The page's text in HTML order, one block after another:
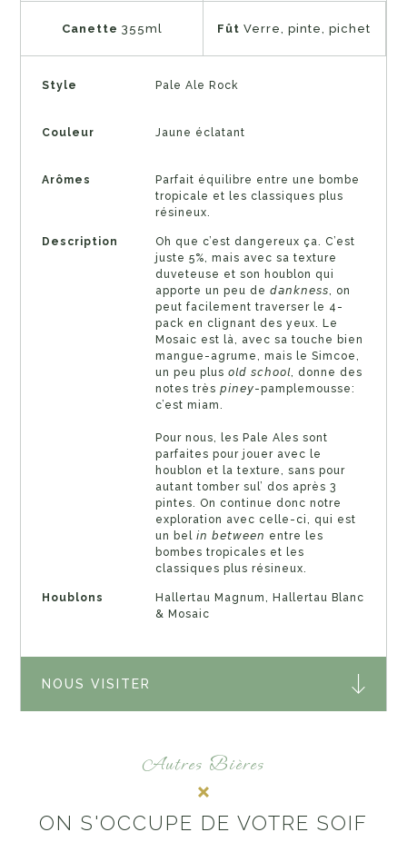
Canette 355ml FûtVerre, pinte, pichet
Style Pale Ale Rock
Couleur Jaune éclatant
Arômes
Parfait équilibre entre une bombe
tropicale et les classiques plus
résineux.
Description
Oh que c’est dangereux ça. C’est
juste 5%, mais avec sa texture
duveteuse et son houblon qui
apporte un peu de 𝘥𝘢𝘯𝘬𝘯𝘦𝘴𝘴, on
peut facilement traverser le 4-
pack en clignant des yeux. Le
Mosaic est là, avec sa touche bien
mangue-agrume, mais le Simcoe,
un peu plus 𝘰𝘭𝘥 𝘴𝘤𝘩𝘰𝘰𝘭, donne des
notes très 𝘱𝘪𝘯𝘦𝘺-pamplemousse:
c’est miam.
Pour nous, les Pale Ales sont
parfaites pour jouer avec le
houblon et la texture, sans pour
autant tomber sul’ dos après 3
pintes. On continue donc notre
exploration avec celle-ci, qui est
un bel 𝘪𝘯 𝘣𝘦𝘵𝘸𝘦𝘦𝘯 entre les
bombes tropicales et les
classiques plus résineux.
Houblons
Hallertau Magnum, Hallertau Blanc
& Mosaic
NOUS VISITER
Autres Bières
ON S'OCCUPE DE VOTRE SOIF